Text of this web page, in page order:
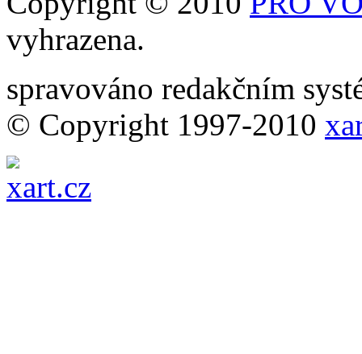
vyhrazena.
spravováno redakčním
© Copyright 1997-2010